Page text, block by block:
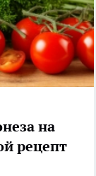
на
рецепт